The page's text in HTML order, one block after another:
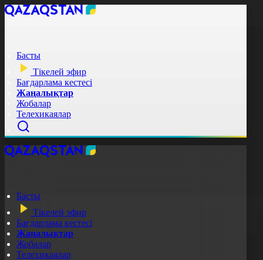
Басты
Тікелей эфир
Бағдарлама кестесі
Жаңалықтар
Жобалар
Телехикаялар
Басты
Тікелей эфир
Бағдарлама кестесі
Жаңалықтар
Жобалар
Телехикаялар